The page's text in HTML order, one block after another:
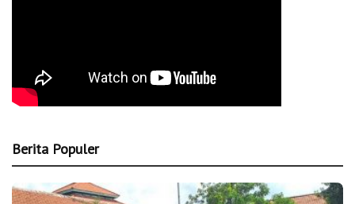
Berita Populer